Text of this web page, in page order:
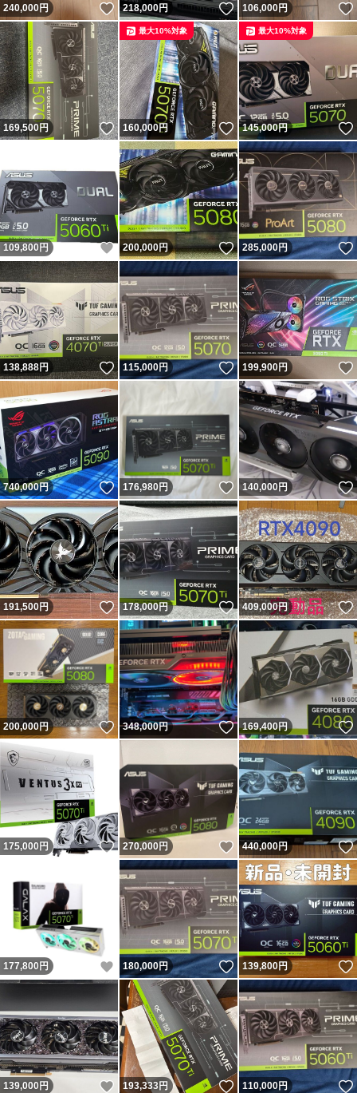
240,000円 いいね！
218,000円 いいね！
106,000円
169,500円 いいね！
160,000円 いいね！
最大10%対象
145,000円
最大10%対象
109,800 円 いいね！
200,000円 いいね！
285,000円
138,888円 いいね！
115,000円 いいね！
199,900円
740,000円 いいね！
176,980円 いいね！
140,000円
191,500円 いいね！
178,000円 いいね！
409,000円
200,000円 いいね！
348,000円 いいね！
169,400円
175,000 円 いいね！
270,000円 いいね！
440,000円
177,800 円 いいね！
180,000円 いいね！
139,800円
139,000円 いいね！
193,333円 いいね！
110,000円